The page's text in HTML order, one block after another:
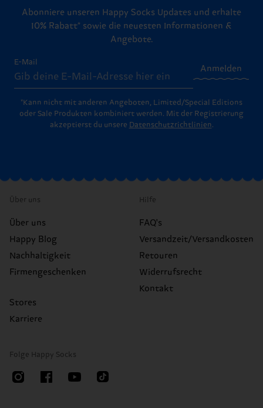
Abonniere unseren Happy Socks Updates und erhalte
10% Rabatt* sowie die neuesten Informationen &
Angebote.
E-Mail
Anmelden
*Kann nicht mit anderen Angeboten, Limited/Special Editions
oder Sale Produkten kombiniert werden. Mit der Registrierung
akzeptierst du unsere Datenschutzrichtlinien.
Über uns
Über uns
Happy Blog
Nachhaltigkeit
Firmengeschenken
Stores
Karriere
Hilfe
FAQ's
Versandzeit/Versandkosten
Retouren
Widerrufsrecht
Kontakt
Folge Happy Socks